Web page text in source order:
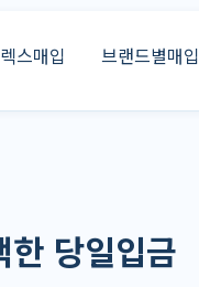
스매입 브랜드별매입
당일입금